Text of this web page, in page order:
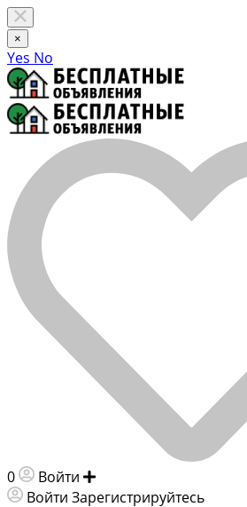
×
Yes No
0 Войти
Войти Зарегистрируйтесь